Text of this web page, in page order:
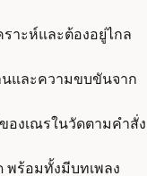
าะห์และต้องอยู่ไกล
และความขบขันจาก
องเณรในวัดตามคำสั่ง
ร้อมทั้งมีบทเพลง